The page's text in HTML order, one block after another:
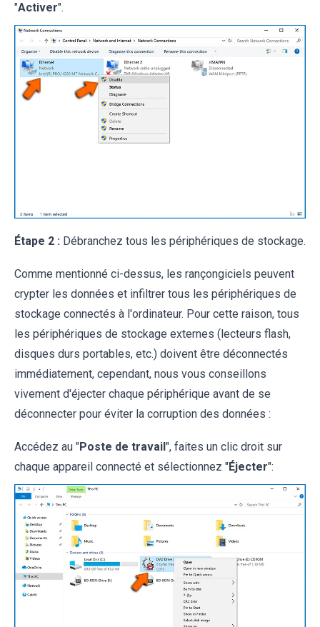
"Activer".
Étape 2 : Débranchez tous les périphériques de stockage.
Comme mentionné ci-dessus, les rançongiciels peuvent
crypter les données et infiltrer tous les périphériques de
stockage connectés à l'ordinateur. Pour cette raison, tous
les périphériques de stockage externes (lecteurs flash,
disques durs portables, etc.) doivent être déconnectés
immédiatement, cependant, nous vous conseillons
vivement d'éjecter chaque périphérique avant de se
déconnecter pour éviter la corruption des données :
Accédez au "Poste de travail", faites un clic droit sur
chaque appareil connecté et sélectionnez "Éjecter":